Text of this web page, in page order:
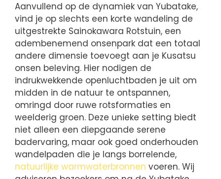
Aanvullend op de dynamiek van Yubatake,
vind je op slechts een korte wandeling de
uitgestrekte Sainokawara Rotstuin, een
adembenemend onsenpark dat een totaal
andere dimensie toevoegt aan je Kusatsu
onsen beleving. Hier nodigen de
indrukwekkende openluchtbaden je uit om
midden in de natuur te ontspannen,
omringd door ruwe rotsformaties en
weelderig groen. Deze unieke setting biedt
niet alleen een diepgaande serene
badervaring, maar ook goed onderhouden
wandelpaden die je langs borrelende,
natuurlijke warmwaterbronnen voeren. Wij